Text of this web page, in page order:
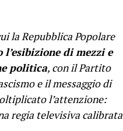
la Repubblica Popolare
l’esibizione di mezzi e
politica, con il Partito
e il messaggio di
l’attenzione:
regia televisiva calibrata